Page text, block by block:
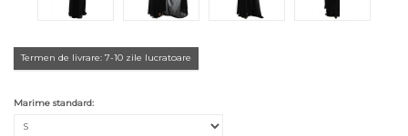
Termen de livrare: 7-10 zile lucratoare
Marime standard: